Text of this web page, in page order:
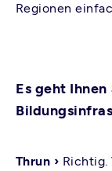
Regionen
Es geht
Thrun › Richtig.